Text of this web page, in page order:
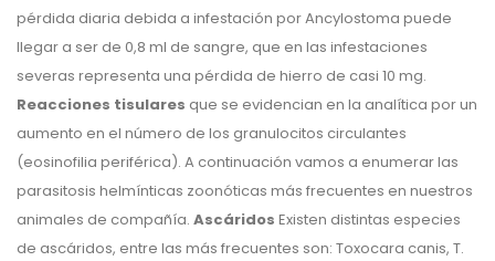
pérdida diaria debida a infestación por Ancylostoma puede
llegar a ser de 0,8 ml de sangre, que en las infestaciones
severas representa una pérdida de hierro de casi 10 mg.
Reacciones tisulares que se evidencian en la analítica por un
aumento en el número de los granulocitos circulantes
(eosinofilia periférica). A continuación vamos a enumerar las
parasitosis helmínticas zoonóticas más frecuentes en nuestros
animales de compañía. Ascáridos Existen distintas especies
de ascáridos, entre las más frecuentes son: Toxocara canis, T.